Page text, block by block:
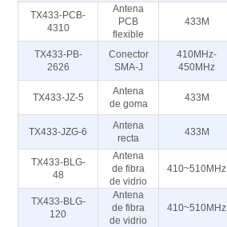
TX433-PCB-
4310
Antena
PCB
flexible
433M
TX433-PB-
2626
Conector
SMA-J
410MHz-
450MHz
TX433-JZ-5
Antena
de goma
433M
TX433-JZG-6
Antena
recta
433M
TX433-BLG-
48
Antena
de fibra
de vidrio
410~510MHz
TX433-BLG-
120
Antena
de fibra
de vidrio
410~510MHz